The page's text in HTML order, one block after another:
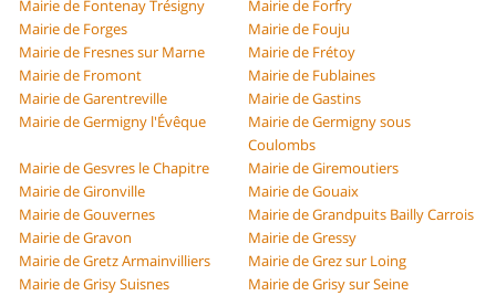
Mairie de Fontenay Trésigny
Mairie de Forfry
Mairie de Forges
Mairie de Fouju
Mairie de Fresnes sur Marne
Mairie de Frétoy
Mairie de Fromont
Mairie de Fublaines
Mairie de Garentreville
Mairie de Gastins
Mairie de Germigny l'Évêque
Mairie de Germigny sous
Coulombs
Mairie de Gesvres le Chapitre
Mairie de Giremoutiers
Mairie de Gironville
Mairie de Gouaix
Mairie de Gouvernes
Mairie de Grandpuits Bailly Carrois
Mairie de Gravon
Mairie de Gressy
Mairie de Gretz Armainvilliers
Mairie de Grez sur Loing
Mairie de Grisy Suisnes
Mairie de Grisy sur Seine